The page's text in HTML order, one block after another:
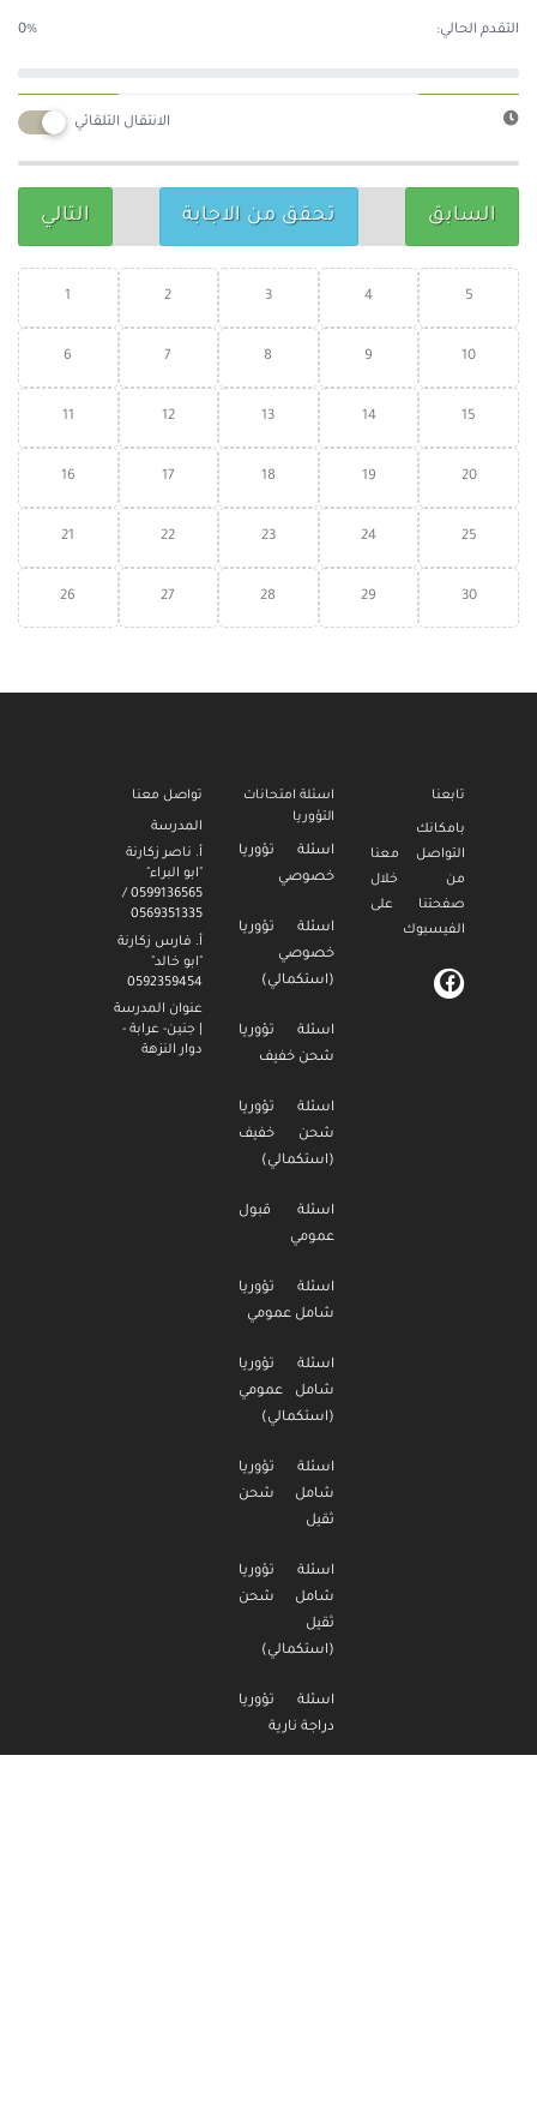
التقدم الحالي: 0%
الانتقال التلقائي
السابق تحقق من الاجابة التالي
1 2 3 4 5
6 7 8 9 10
11 12 13 14 15
16 17 18 19 20
21 22 23 24 25
26 27 28 29 30
تواصل معنا
المدرسة
أ. ناصر زكارنة
"ابو البراء"
0599136565 /
0569351335
أ. فارس زكارنة
"ابو خالد"
0592359454
عنوان المدرسة
| جنين- عرابة -
دوار النزهة
اسئلة امتحانات
التؤوريا
اسئلة تؤوريا
خصوصي
اسئلة تؤوريا
خصوصي
(استكمالي)
اسئلة تؤوريا
شحن خفيف
اسئلة تؤوريا
شحن خفيف
(استكمالي)
اسئلة قبول
عمومي
اسئلة تؤوريا
شامل عمومي
اسئلة تؤوريا
شامل عمومي
(استكمالي)
اسئلة تؤوريا
شامل شحن
ثقيل
اسئلة تؤوريا
شامل شحن
ثقيل
(استكمالي)
اسئلة تؤوريا
دراجة نارية
تابعنا
بامكانك
التواصل معنا
من خلال
صفحتنا على
الفيسبوك